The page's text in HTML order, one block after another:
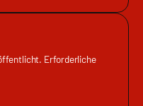
Erforderliche